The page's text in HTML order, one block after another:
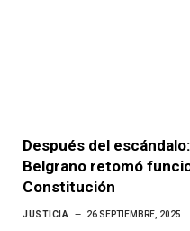
Después del
Belgrano retomó
Constitución
JUSTICIA 26 SEPTIEMBRE, 2025